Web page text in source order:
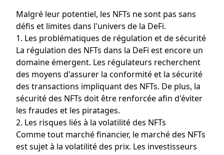
Malgré leur potentiel, les NFTs ne sont pas sans
défis et limites dans l'univers de la DeFi.
1. Les problématiques de régulation et de sécurité
La régulation des NFTs dans la DeFi est encore un
domaine émergent. Les régulateurs recherchent
des moyens d'assurer la conformité et la sécurité
des transactions impliquant des NFTs. De plus, la
sécurité des NFTs doit être renforcée afin d'éviter
les fraudes et les piratages.
2. Les risques liés à la volatilité des NFTs
Comme tout marché financier, le marché des NFTs
est sujet à la volatilité des prix. Les investisseurs